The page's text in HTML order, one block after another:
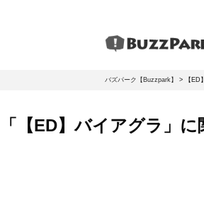
バズパーク【Buzzpark】 > 【ED
「【ED】バイアグラ」